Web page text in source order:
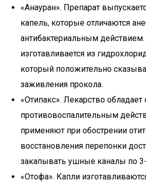
«Анауран». Препарат
капель, которые отличаются
антибактериальным
изготавливается из
который положительно
заживления прокола.
«Отипакс». Лекарство
противовоспалительным
применяют при обострении
восстановления перепонки
закапывать ушные каналы по 3-
«Отофа». Капли